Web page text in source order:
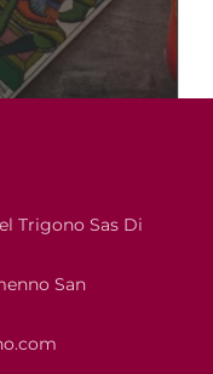
Trigono Sas Di
San